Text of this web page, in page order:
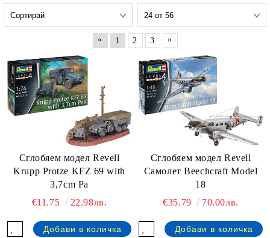
« 1 2 3 »
Сглобяем модел Revell
Krupp Protze KFZ 69 with
3,7cm Pa
€11.75
22.98лв.
Сглобяем модел Revell
Самолет Beechcraft Model
18
€35.79
70.00лв.